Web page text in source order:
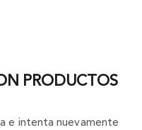
PRODUCTOS
e intenta nuevamente